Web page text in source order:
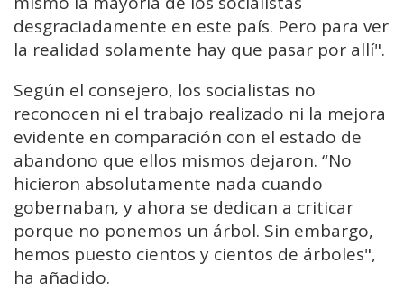
desgraciadamente en este país. Pero para ver
la realidad solamente hay que pasar por allí".
Según el consejero, los socialistas no
reconocen ni el trabajo realizado ni la mejora
evidente en comparación con el estado de
abandono que ellos mismos dejaron. “No
hicieron absolutamente nada cuando
gobernaban, y ahora se dedican a criticar
porque no ponemos un árbol. Sin embargo,
hemos puesto cientos y cientos de árboles",
ha añadido.